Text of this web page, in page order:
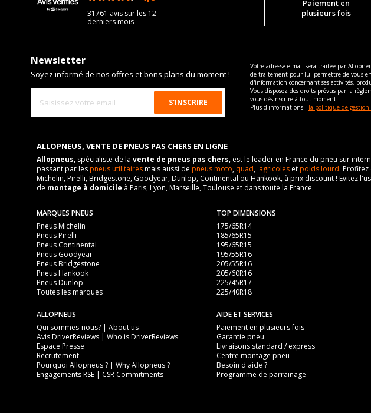
31761 avis sur les 12
derniers mois
Paiement en
plusieurs fois
Newsletter
Soyez informé de nos offres et bons plans du moment !
Votre adresse e-mail sera traitée par
de traitement pour lui permettre de vous
d'information concernant ses activités,
Vous disposez des droits prévus par la
vous désinscrire à tout moment.
Plus d'informations : la politique de gestion
ALLOPNEUS, VENTE DE PNEUS PAS CHERS EN LIGNE
Allopneus, spécialiste de la vente de pneus pas chers, est le leader en France du pneu sur
passant par lespneus utilitairesmais aussi de pneus moto, quad, agricoles etpoids lourd.
Michelin, Pirelli, Bridgestone, Goodyear, Dunlop, Continental ou Hankook, à prix discount ! Evitez
de montage à domicile à Paris, Lyon, Marseille, Toulouse et dans toute la France.
MARQUES PNEUS
Pneus Michelin
Pneus Pirelli
Pneus Continental
Pneus Goodyear
Pneus Bridgestone
Pneus Hankook
Pneus Dunlop
Toutes les marques
TOP DIMENSIONS
175/65R14
185/65R15
195/65R15
195/55R16
205/55R16
205/60R16
225/45R17
225/40R18
ALLOPNEUS
Qui sommes-nous? | About us
Avis DriverReviews | Who is DriverReviews
Espace Presse
Recrutement
Pourquoi Allopneus ? | Why Allopneus ?
Engagements RSE | CSR Commitments
AIDE ET SERVICES
Paiement en plusieurs fois
Garantie pneu
Livraisons standard / express
Centre montage pneu
Besoin d'aide ?
Programme de parrainage